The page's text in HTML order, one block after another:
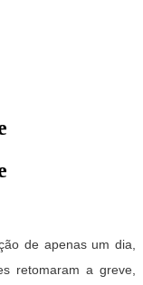
de apenas um dia,
retomaram a greve,